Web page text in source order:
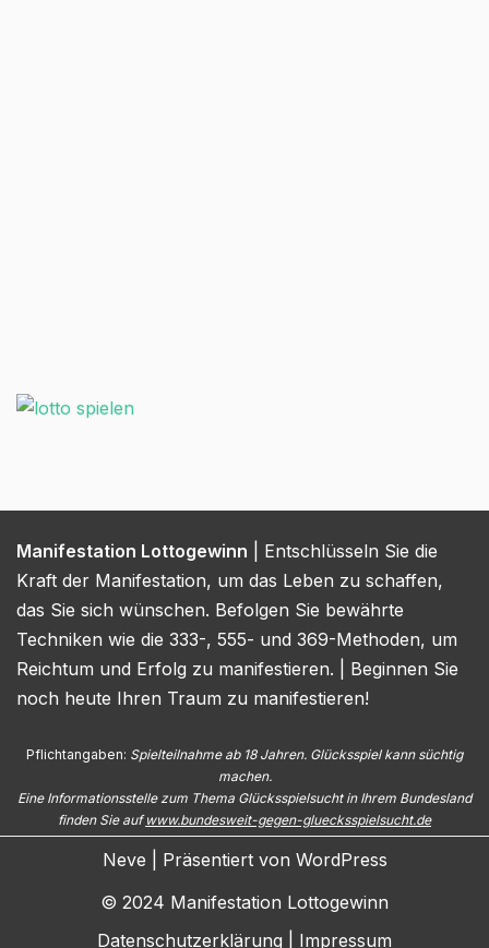
Manifestation Lottogewinn | Entschlüsseln Sie die
Kraft der Manifestation, um das Leben zu schaffen,
das Sie sich wünschen. Befolgen Sie bewährte
Techniken wie die 333-, 555- und 369-Methoden, um
Reichtum und Erfolg zu manifestieren. | Beginnen Sie
noch heute Ihren Traum zu manifestieren!
Pflichtangaben: Spielteilnahme ab 18 Jahren. Glücksspiel kann süchtig
machen.
Eine Informationsstelle zum Thema Glücksspielsucht in Ihrem Bundesland
finden Sie aufwww.bundesweit-gegen-gluecksspielsucht.de
Neve | Präsentiert von WordPress
© 2024 Manifestation Lottogewinn
Datenschutzerklärung
Impressum